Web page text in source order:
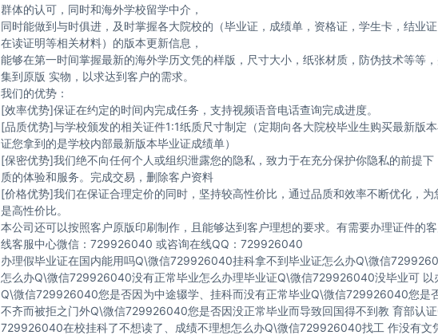
群体的认可，同时和海外学校留学中介，
同时能做到与时俱进，及时掌握各大院校的（毕业证，成绩单，资格证，学生卡，结业证
在读证明等相关材料）的版本更新信息，
能够在第一时间掌握最新的海外学历文凭的样版，尺寸大小，纸张材质，防伪技术等等
集到原版 实物，以求达到客户的需求。
我们的优势：
[效率优势]保证在约定的时间内完成任务，支持视频语音电话查询完成进度。
[品质优势]与学校颁发的相关证件1:1纸质尺寸制定（定期向各大院校毕业生购买最新版
证您拿到的是学校内部最新版本毕业证成绩单）
[保密优势]我们绝不向任何个人或组织泄露您的隐私，致力于在充分保护你隐私的前提下
质的体验和服务。完成交易，删除客户资料
[价格优势]我们在保证合理定价的同时，坚持较高性价比，通过品质和效率不断优化，为
是高性价比。
本公司还可以按照客户原版印刷制作，且能够达到客户理想的要求。有需要办理证件的
线客服中心微信：729926040 或咨询在线QQ：729926040
办理假毕业证在国内能用吗Q\微信729926040挂科拿不到毕业证怎么办Q\微信
怎么办Q\微信729926040没有正常毕业怎么办理毕业证Q\微信729926040没毕业可 以
Q\微信729926040您是否因为中途辍学、挂科而没有正常毕业Q\微信729926040您是
不齐而被拒之门外Q\微信729926040您是否因没正常毕业而导致回国得不到教 育部认
729926040在校挂科了不想读了、成绩不理想怎么办Q\微信729926040找工 作没有文